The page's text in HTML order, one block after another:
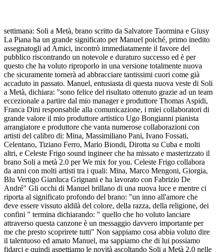
settimana: Soli a Metà, brano scritto da Salvatore Taormina e Giusy
La Piana ha un grande significato per Manuel poiché, primo inedito
assegnatogli ad Amici, incontrò immediatamente il favore del
pubblico riscontrando un notevole e duraturo successo ed è per
questo che ha voluto riproporlo in una versione totalmente nuova
che sicuramente tornerà ad abbracciare tantissimi cuori come già
accaduto in passato. Manuel, entusiasta di questa nuova veste di Soli
a Metà, dichiara: "sono felice del risultato ottenuto grazie ad un team
eccezionale a partire dal mio manager e produttore Thomas Aspidi,
Franca Dini responsabile alla comunicazione, i miei collaboratori di
grande valore il mio produttore artistico Ugo Bongianni pianista
arrangiatore e produttore che vanta numerose collaborazioni con
artisti del calibro di: Mina, Massimiliano Pani, Ivano Fossati,
Celentano, Tiziano Ferro, Mario Biondi, Dirotta su Cuba e molti
altri, e Celeste Frigo sound ingineer che ha missato e masterizzato il
brano Soli a metà 2.0 per We mix for you. Celeste Frigo collabora
da anni con molti artisti tra i quali: Mina, Marco Mengoni, Giorgia,
Blu Vertigo Gianluca Grignani e ha lavorato con Fabrizio De
André" Gli occhi di Manuel brillano di una nuova luce e mentre ci
riporta al significato profondo del brano: "un inno all'amore che
deve essere vissuto aldilà del colore, della razza, della religione, dei
confini " termina dichiarando: " quello che ho voluto lanciare
attraverso questa canzone è un messaggio davvero importante per
me che presto scoprirete tutti" Non sappiamo cosa abbia voluto dire
il talentuoso ed amato Manuel, ma sappiamo che di lui possiamo
fidarci e quindi aspettiamo le novità ascoltando Soli a Metà 2.0 nelle